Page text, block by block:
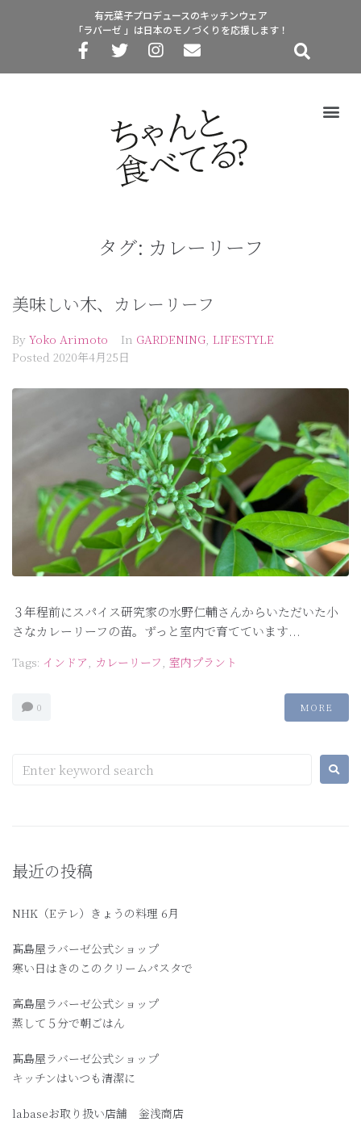
有元葉子プロデュースのキッチンウェア
「ラバーゼ 」は日本のモノづくりを応援します！
タグ: カレーリーフ
美味しい木、カレーリーフ
By Yoko Arimoto In GARDENING, LIFESTYLE
Posted 2020年4月25日
３年程前にスパイス研究家の水野仁輔さんからいただいた小
さなカレーリーフの苗。ずっと室内で育てています...
Tags: インドア カレーリーフ 室内プラント
0 MORE
最近の投稿
NHK（Eテレ）きょうの料理 6月
髙島屋ラバーゼ公式ショップ
寒い日はきのこのクリームパスタで
高島屋ラバーゼ公式ショップ
蒸して５分で朝ごはん
髙島屋ラバーゼ公式ショップ
キッチンはいつも清潔に
labaseお取り扱い店舗 釡浅商店